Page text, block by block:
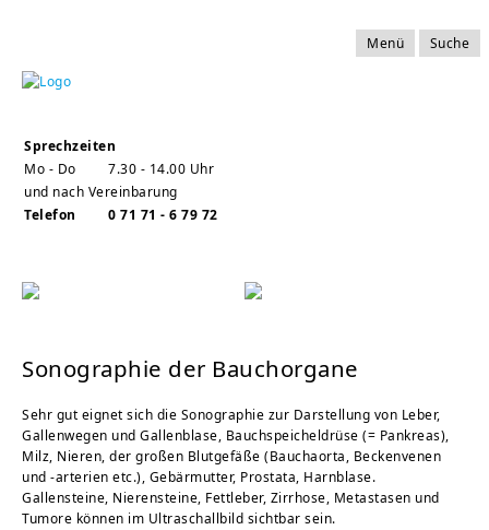
Sprechzeiten
Mo - Do
7.30 - 14.00 Uhr
und nach Vereinbarung
Telefon
0 71 71 - 6 79 72
Menü Suche
Sonographie der Bauchorgane
Sehr gut eignet sich die Sonographie zur Darstellung von Leber,
Gallenwegen und Gallenblase, Bauchspeicheldrüse (= Pankreas),
Milz, Nieren, der großen Blutgefäße (Bauchaorta, Beckenvenen
und -arterien etc.), Gebärmutter, Prostata, Harnblase.
Gallensteine, Nierensteine, Fettleber, Zirrhose, Metastasen und
Tumore können im Ultraschallbild sichtbar sein.